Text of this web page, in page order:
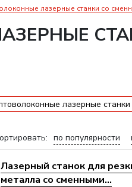
лазерные станки со
лазерные станки
по популярности
Лазерный станок для
металла со сменными...